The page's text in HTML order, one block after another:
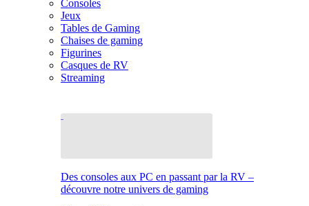
Consoles
Jeux
Tables de Gaming
Chaises de gaming
Figurines
Casques de RV
Streaming
Des consoles aux PC en passant par la RV –
découvre notre univers de gaming